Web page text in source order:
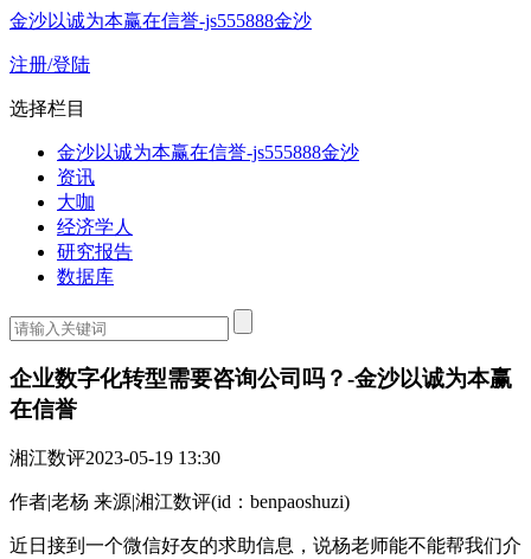
金沙以诚为本赢在信誉-js555888金沙
注册/登陆
选择栏目
金沙以诚为本赢在信誉-js555888金沙
资讯
大咖
经济学人
研究报告
数据库
企业数字化转型需要咨询公司吗？-金沙以诚为本赢
在信誉
湘江数评2023-05-19 13:30
作者|老杨 来源|湘江数评(id：benpaoshuzi)
近日接到一个微信好友的求助信息，说杨老师能不能帮我们介